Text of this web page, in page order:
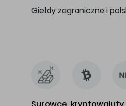
Giełdy zagraniczne i